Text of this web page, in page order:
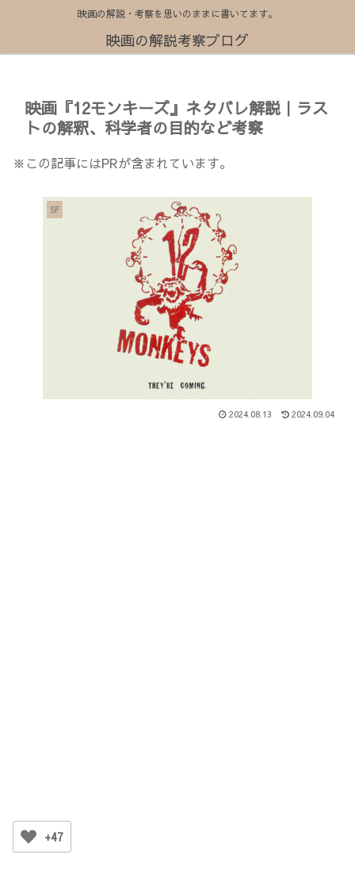
映画の解説・考察を思いのままに書いてます。
映画の解説考察ブログ
映画『12モンキーズ』ネタバレ解説｜ラス
トの解釈、科学者の目的など考察
※この記事にはPRが含まれています。
SF
2024.08.13 2024.09.04
+47